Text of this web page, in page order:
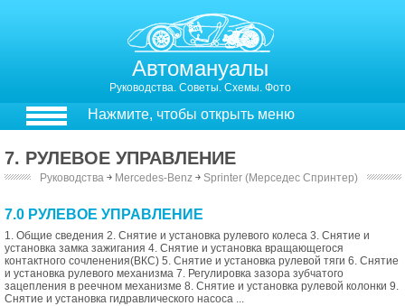
Автомануалы
Руководства. Советы. Схемы. Фото
Нажмите, чтобы открыть меню
7. РУЛЕВОЕ УПРАВЛЕНИЕ
Руководства ￫ Mercedes-Benz ￫ Sprinter (Мерседес Спринтер)
7.0 РУЛЕВОЕ УПРАВЛЕНИЕ
1. Общие сведения 2. Снятие и установка рулевого колеса 3. Снятие и
установка замка зажигания 4. Снятие и установка вращающегося
контактного сочленения(ВКС) 5. Снятие и установка рулевой тяги 6. Снятие
и установка рулевого механизма 7. Регулировка зазора зубчатого
зацепления в реечном механизме 8. Снятие и установка рулевой колонки 9.
Снятие и установка гидравлического насоса ...